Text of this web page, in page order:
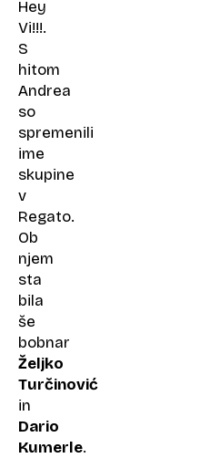
Hey
Vi!!!.
S
hitom
Andrea
so
spremenili
ime
skupine
v
Regato.
Ob
njem
sta
bila
še
bobnar
Željko
Turčinović
in
Dario
Kumerle.